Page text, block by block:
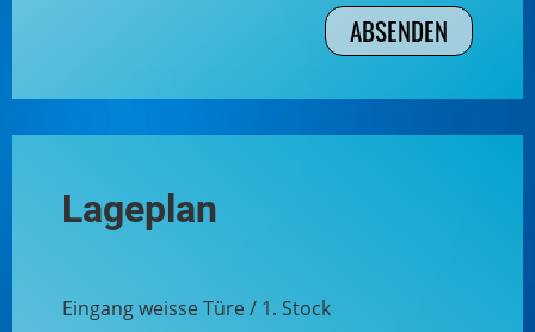
Lageplan
Eingang weisse Türe / 1. Stock